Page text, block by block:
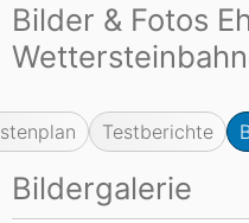
Bilder & Fotos
Testberichte
Bildergalerie